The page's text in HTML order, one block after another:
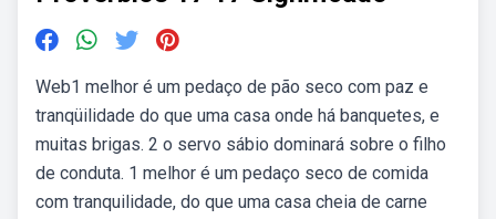
Web1 melhor é um pedaço de pão seco com paz e
tranqüilidade do que uma casa onde há banquetes, e
muitas brigas. 2 o servo sábio dominará sobre o filho
de conduta. 1 melhor é um pedaço seco de comida
com tranquilidade, do que uma casa cheia de carne